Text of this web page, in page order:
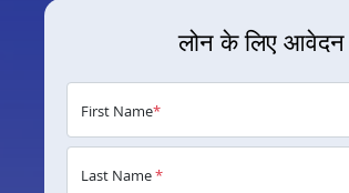
लोन के लिए
First Name*
Last Name*